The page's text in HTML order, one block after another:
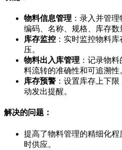
物料信息管理 ：录入并管
编码、名称、规格、库存数
库存监控 ：实时监控物料
压。
物料出入库管理 ：记录物
料流转的准确性和可追溯性
库存预警 ：设置库存上下
动发出提醒。
解决的问题：
提高了物料管理的精细化
时供应。